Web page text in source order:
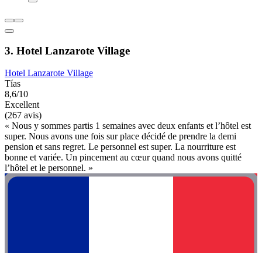
3. Hotel Lanzarote Village
Hotel Lanzarote Village
Tías
8,6/10
Excellent
(267 avis)
« Nous y sommes partis 1 semaines avec deux enfants et l’hôtel est
super. Nous avons une fois sur place décidé de prendre la demi
pension et sans regret. Le personnel est super. La nourriture est
bonne et variée. Un pincement au cœur quand nous avons quitté
l’hôtel et le personnel. »